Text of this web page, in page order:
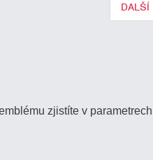
DALŠÍ
zjistíte v